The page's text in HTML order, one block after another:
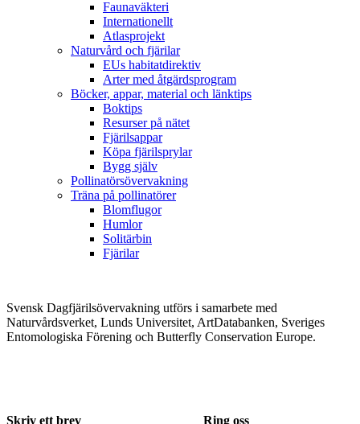
Faunaväkteri
Internationellt
Atlasprojekt
Naturvård och fjärilar
EUs habitatdirektiv
Arter med åtgärdsprogram
Böcker, appar, material och länktips
Boktips
Resurser på nätet
Fjärilsappar
Köpa fjärilsprylar
Bygg själv
Pollinatörsövervakning
Träna på pollinatörer
Blomflugor
Humlor
Solitärbin
Fjärilar
Svensk Dagfjärilsövervakning utförs i samarbete med
Naturvårdsverket, Lunds Universitet, ArtDatabanken, Sveriges
Entomologiska Förening och Butterfly Conservation Europe.
Skriv ett brev Ring oss